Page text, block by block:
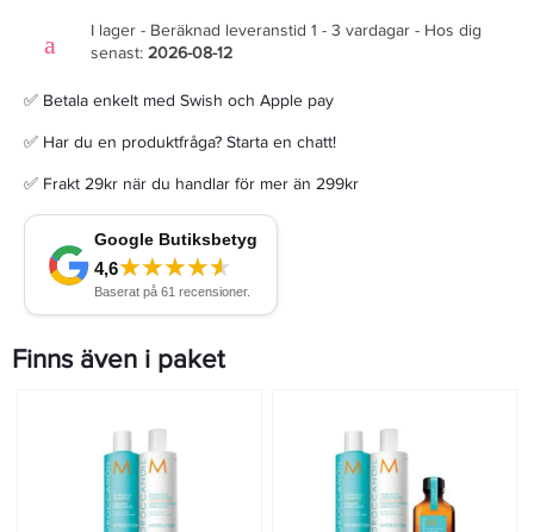
I lager - Beräknad leveranstid 1 - 3 vardagar - Hos dig
senast: 2026-08-12
✅ Betala enkelt med Swish och Apple pay
✅ Har du en produktfråga? Starta en chatt!
✅ Frakt 29kr när du handlar för mer än 299kr
Finns även i paket